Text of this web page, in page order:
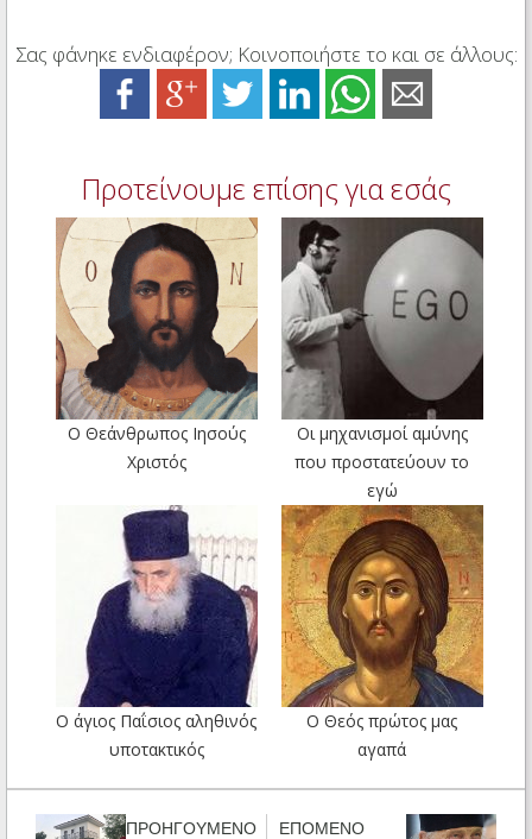
Σας φάνηκε ενδιαφέρον; Κοινοποιήστε το και σε άλλους:
Προτείνουμε επίσης για εσάς
Ο Θεάνθρωπος Ιησούς
Χριστός
Οι μηχανισμοί αμύνης
που προστατεύουν το
εγώ
Ο άγιος Παΐσιος αληθινός
υποτακτικός
Ο Θεός πρώτος μας
αγαπά
ΠΡΟΗΓΟΥΜΕΝΟ ΕΠΟΜΕΝΟ